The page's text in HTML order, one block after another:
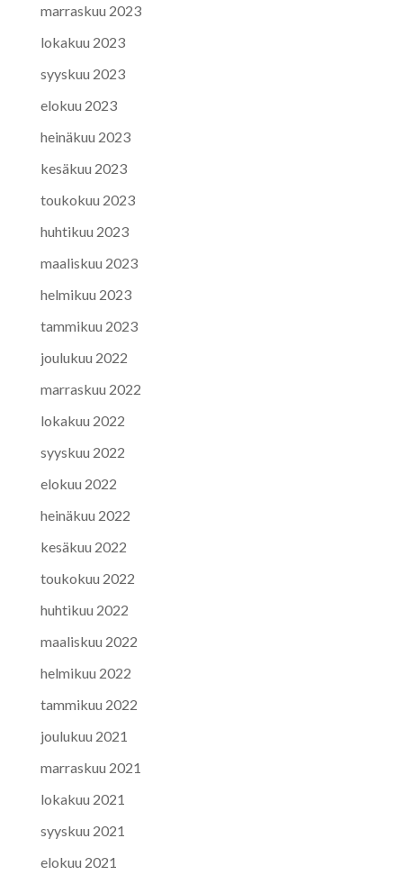
marraskuu 2023
lokakuu 2023
syyskuu 2023
elokuu 2023
heinäkuu 2023
kesäkuu 2023
toukokuu 2023
huhtikuu 2023
maaliskuu 2023
helmikuu 2023
tammikuu 2023
joulukuu 2022
marraskuu 2022
lokakuu 2022
syyskuu 2022
elokuu 2022
heinäkuu 2022
kesäkuu 2022
toukokuu 2022
huhtikuu 2022
maaliskuu 2022
helmikuu 2022
tammikuu 2022
joulukuu 2021
marraskuu 2021
lokakuu 2021
syyskuu 2021
elokuu 2021